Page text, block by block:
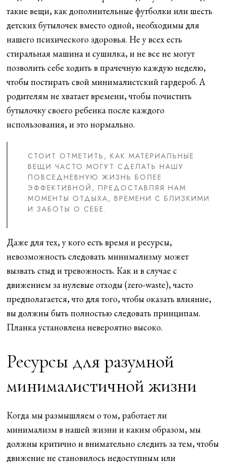
такие вещи, как дополнительные футболки или шесть
детских бутылочек вместо одной, необходимы для
нашего психического здоровья. Не у всех есть
стиральная машина и сушилка, и не все не могут
позволить себе ходить в прачечную каждую неделю,
чтобы постирать свой минималистский гардероб. А
родителям не хватает времени, чтобы почистить
бутылочку своего ребенка после каждого
использования, и это нормально.
СТОИТ ОТМЕТИТЬ, КАК МАТЕРИАЛЬНЫЕ
ВЕЩИ ЧАСТО МОГУТ СДЕЛАТЬ НАШУ
ПОВСЕДНЕВНУЮ ЖИЗНЬ БОЛЕЕ
ЭФФЕКТИВНОЙ, ПРЕДОСТАВЛЯЯ НАМ
МОМЕНТЫ ОТДЫХА, ВРЕМЕНИ С БЛИЗКИМИ
И ЗАБОТЫ О СЕБЕ.
Даже для тех, у кого есть время и ресурсы,
невозможность следовать минимализму может
вызвать стыд и тревожность. Как и в случае с
движением за нулевые отходы (zero-waste), часто
предполагается, что для того, чтобы оказать влияние,
вы должны быть полностью следовать принципам.
Планка установлена невероятно высоко.
Ресурсы для разумной
минималистичной жизни
Когда мы размышляем о том, работает ли
минимализм в нашей жизни и каким образом, мы
должны критично и внимательно следить за тем, чтобы
движение не становилось недоступным или